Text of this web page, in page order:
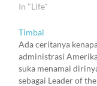
In "Life"
Timbal
Ada ceritanya
administrasi
suka menamai
sebagai Leader of the